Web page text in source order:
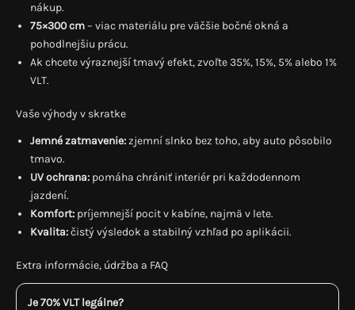
nákup.
75×300 cm– viac materiálu pre väčšie bočné okná a
pohodlnejšiu prácu.
Ak chcete výraznejší tmavý efekt, zvoľte 35%, 15%, 5% alebo 1%
VLT.
Vaše výhody v skratke
Jemné zatmavenie:zjemní slnko bez toho, aby auto pôsobilo
tmavo.
UV ochrana: pomáha chrániť interiér pri každodennom
jazdení.
Komfort: príjemnejší pocit v kabíne, najmä v lete.
Kvalita:čistý výsledok a stabilný vzhľad po aplikácii.
Extra informácie, údržba a FAQ
Je 70% VLT legálne?